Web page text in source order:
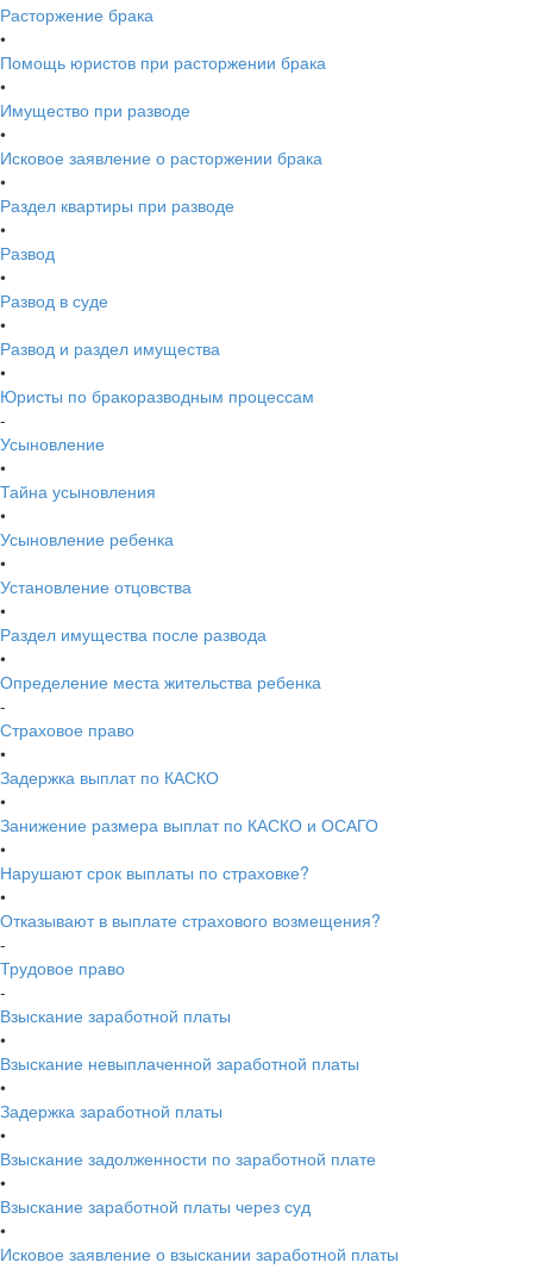
Расторжение брака
•
Помощь юристов при расторжении брака
•
Имущество при разводе
•
Исковое заявление о расторжении брака
•
Раздел квартиры при разводе
•
Развод
•
Развод в суде
•
Развод и раздел имущества
•
Юристы по бракоразводным процессам
-
Усыновление
•
Тайна усыновления
•
Усыновление ребенка
•
Установление отцовства
•
Раздел имущества после развода
•
Определение места жительства ребенка
-
Страховое право
•
Задержка выплат по КАСКО
•
Занижение размера выплат по КАСКО и ОСАГО
•
Нарушают срок выплаты по страховке?
•
Отказывают в выплате страхового возмещения?
-
Трудовое право
-
Взыскание заработной платы
•
Взыскание невыплаченной заработной платы
•
Задержка заработной платы
•
Взыскание задолженности по заработной плате
•
Взыскание заработной платы через суд
•
Исковое заявление о взыскании заработной платы